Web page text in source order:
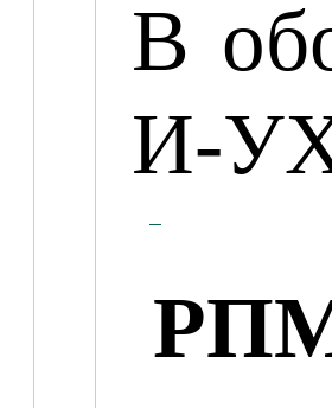
В
И-